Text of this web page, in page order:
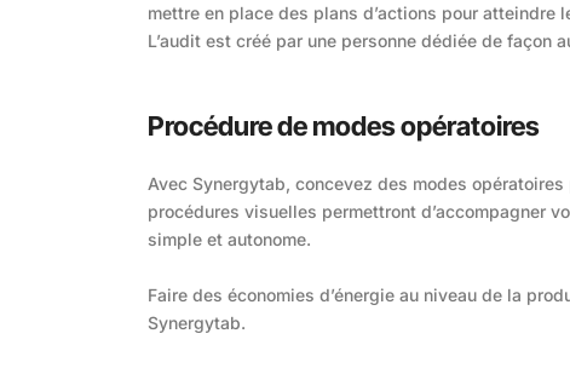
mettre en place des plans d’actions pour atteindre
L’audit est créé par une personne dédiée de façon
Procédure de modes opératoires
Avec Synergytab, concevez des modes
procédures visuelles permettront d’accompagner
simple et autonome.
Faire des économies d’énergie au niveau de la
Synergytab.